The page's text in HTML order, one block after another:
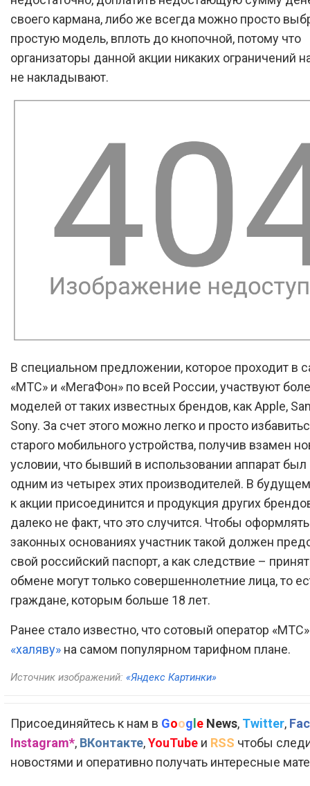
своего кармана, либо же всегда можно просто
простую модель, вплоть до кнопочной, потому что
организаторы данной акции никаких ограничений
не накладывают.
В специальном предложении, которое проходит в
«МТС» и «МегаФон» по всей России, участвуют
моделей от таких известных брендов, как Apple,
Sony. За счет этого можно легко и просто
старого мобильного устройства, получив взамен
условии, что бывший в использовании аппарат
одним из четырех этих производителей. В
к акции присоединится и продукция других
далеко не факт, что это случится. Чтобы
законных основаниях участник такой должен
свой российский паспорт, а как следствие –
обмене могут только совершеннолетние лица, то
граждане, которым больше 18 лет.
Ранее стало известно, что сотовый оператор
«халяву» на самом популярном тарифном плане.
Источник изображений: «Яндекс Картинки»
Присоединяйтесь к нам в Google News, Twitter,
Instagram*, ВКонтакте,YouTube и RSS чтобы
новостями и оперативно получать интересные